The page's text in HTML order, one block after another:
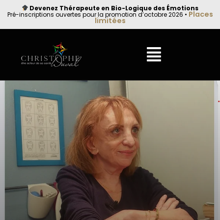
Devenez Thérapeute en Bio-Logique des Émotions
Pré-inscriptions ouvertes pour la promotion d’octobre 2026 • Places
limitées